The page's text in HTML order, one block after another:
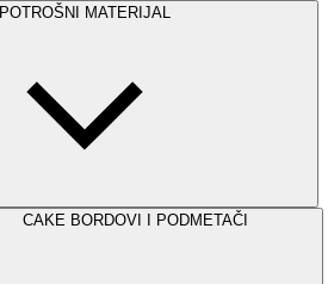
POTROŠNI MATERIJAL
CAKE BORDOVI I PODMETAČI